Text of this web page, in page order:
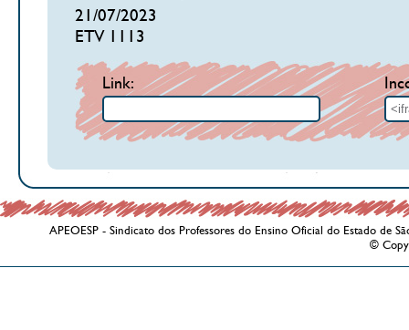
21/07/2023
ETV 1113
Link:
APEOESP - Sindicato dos Professores do Ensino Oficial do Estado de
©